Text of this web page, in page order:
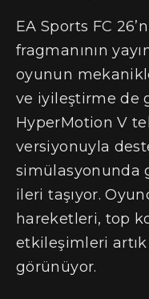
EA Sports FC
fragmanının
oyunun
ve iyileştirme de
HyperMotion V
versiyonuyla
simülasyonunda
ileri taşıyor.
hareketleri, top
etkileşimleri artık
görünüyor.